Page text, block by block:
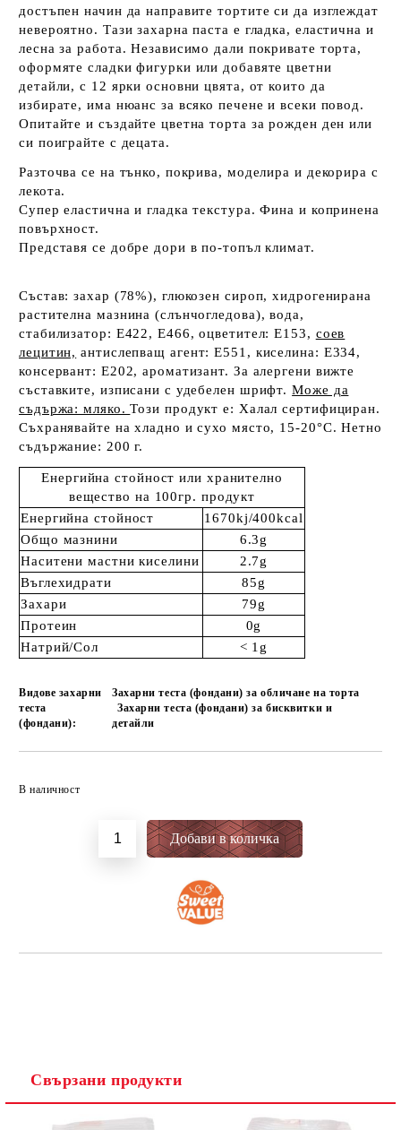
достъпен начин да направите тортите си да изглеждат
невероятно. Тази захарна паста е гладка, еластична и
лесна за работа. Независимо дали покривате торта,
оформяте сладки фигурки или добавяте цветни
детайли, с 12 ярки основни цвята, от които да
избирате, има нюанс за всяко печене и всеки повод.
Опитайте и създайте цветна торта за рожден ден или
си поиграйте с децата.
Разточва се на тънко, покрива, моделира и декорира с
лекота.
Супер еластична и гладка текстура. Фина и копринена
повърхност.
Представя се добре дори в по-топъл климат.
Състав: захар (78%), глюкозен сироп, хидрогенирана
растителна мазнина (слънчогледова), вода,
стабилизатор: E422, E466, оцветител: E153, соев
лецитин, антислепващ агент: E551, киселина: E334,
консервант: E202, ароматизант. За алергени вижте
съставките, изписани с удебелен шрифт.Може да
съдържа: мляко.Този продукт е: Халал сертифициран.
Съхранявайте на хладно и сухо място, 15-20°C. Нетно
съдържание: 200 г.
Енергийна стойност или хранително
вещество на 100гр. продукт
Енергийна стойност
1670kj/400kcal
Общо мазнини
6.3g
Наситени мастни киселини
2.7g
Въглехидрати
85g
Захари
79g
Протеин
0g
Натрий/Сол
< 1g
Видове захарни
теста
(фондани):
Захарни теста (фондани) за обличане на торта
Захарни теста (фондани) за бисквитки и
детайли
В наличност
Свързани продукти